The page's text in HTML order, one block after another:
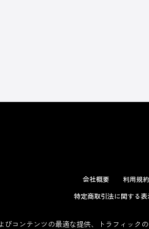
会社概要 利用規約
特定商取引法に関する
コンテンツの最適な提供、トラフィック